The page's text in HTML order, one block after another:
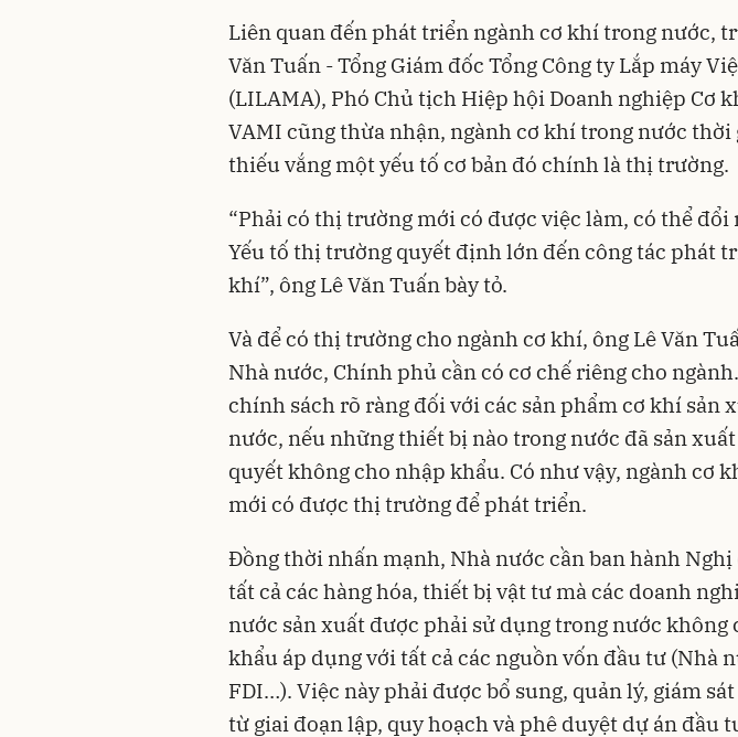
Liên quan đến phát triển ngành cơ khí trong nước,
Văn Tuấn - Tổng Giám đốc Tổng Công ty Lắp máy
(LILAMA), Phó Chủ tịch Hiệp hội Doanh nghiệp Cơ
VAMI cũng thừa nhận, ngành cơ khí trong nước thời
thiếu vắng một yếu tố cơ bản đó chính là thị trường.
“Phải có thị trường mới có được việc làm, có thể đổi
Yếu tố thị trường quyết định lớn đến công tác phát
khí”, ông Lê Văn Tuấn bày tỏ.
Và để có thị trường cho ngành cơ khí, ông Lê Văn
Nhà nước, Chính phủ cần có cơ chế riêng cho
chính sách rõ ràng đối với các sản phẩm cơ khí sản
nước, nếu những thiết bị nào trong nước đã sản
quyết không cho nhập khẩu. Có như vậy, ngành cơ
mới có được thị trường để phát triển.
Đồng thời nhấn mạnh, Nhà nước cần ban hành
tất cả các hàng hóa, thiết bị vật tư mà các doanh
nước sản xuất được phải sử dụng trong nước không
khẩu áp dụng với tất cả các nguồn vốn đầu tư (Nhà
FDI…). Việc này phải được bổ sung, quản lý, giám
từ giai đoạn lập, quy hoạch và phê duyệt dự án đầu